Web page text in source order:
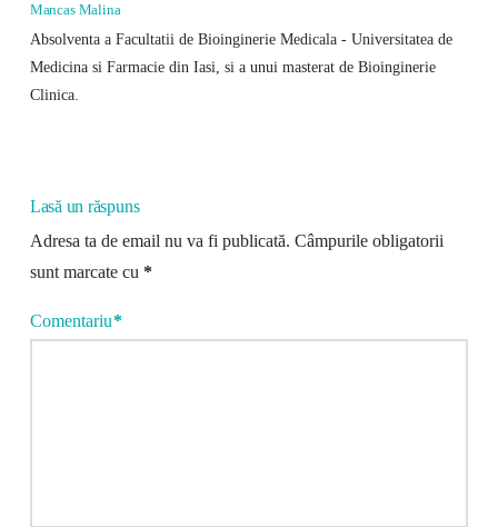
Mancas Malina
Absolventa a Facultatii de Bioinginerie Medicala - Universitatea de
Medicina si Farmacie din Iasi, si a unui masterat de Bioinginerie
Clinica.
Lasă un răspuns
Adresa ta de email nu va fi publicată. Câmpurile obligatorii
sunt marcate cu *
Comentariu*